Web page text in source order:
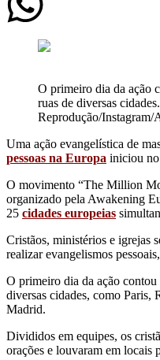
O primeiro dia da ação
ruas de diversas
Reprodução/Instagram/
Uma ação evangelística de
pessoas na Europa iniciou
O movimento “The Million
organizado pela Awakening
25 cidades europeias
Cristãos, ministérios e igrejas
realizar evangelismos
O primeiro dia da ação
diversas cidades, como Paris,
Madrid.
Divididos em equipes, os
orações e louvaram em locais